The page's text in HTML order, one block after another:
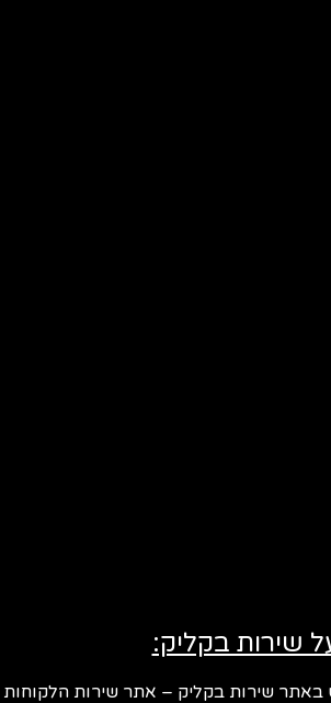
שירות בקליק:
שירות בקליק – אתר שירות הלקוחות